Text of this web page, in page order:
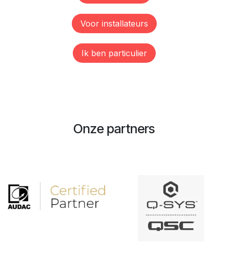
Voor ​​​​​​​​​​​​​​​​​​​​​​​​instal​​lateurs
Ik b​​e​​n particulier
Onze partners